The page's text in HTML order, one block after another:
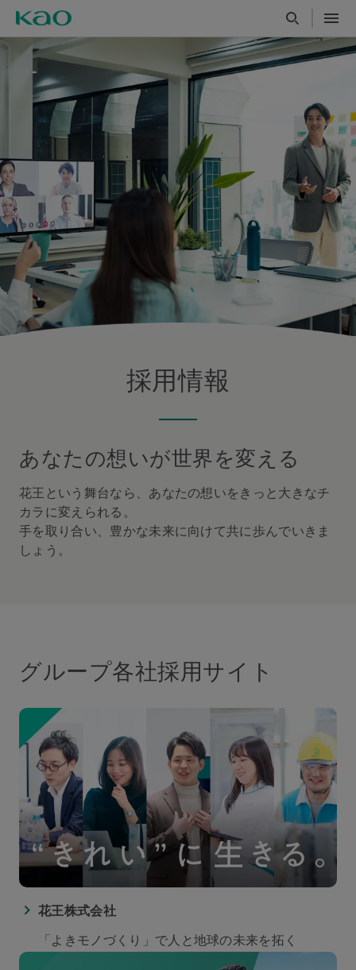
採用情報
あなたの想いが世界を変える
花王という舞台なら、あなたの想いをきっと大きなチ
カラに変えられる。
手を取り合い、豊かな未来に向けて共に歩んでいきま
しょう。
グループ各社採用サイト
花王株式会社
「よきモノづくり」で人と地球の未来を拓く